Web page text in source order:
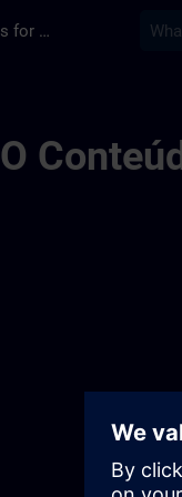
Training Services for Digital Industries
O